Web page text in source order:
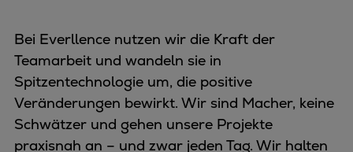
Bei Everllence nutzen wir die Kraft der
Teamarbeit und wandeln sie in
Spitzentechnologie um, die positive
Veränderungen bewirkt. Wir sind Macher, keine
Schwätzer und gehen unsere Projekte
praxisnah an – und zwar jeden Tag. Wir halten